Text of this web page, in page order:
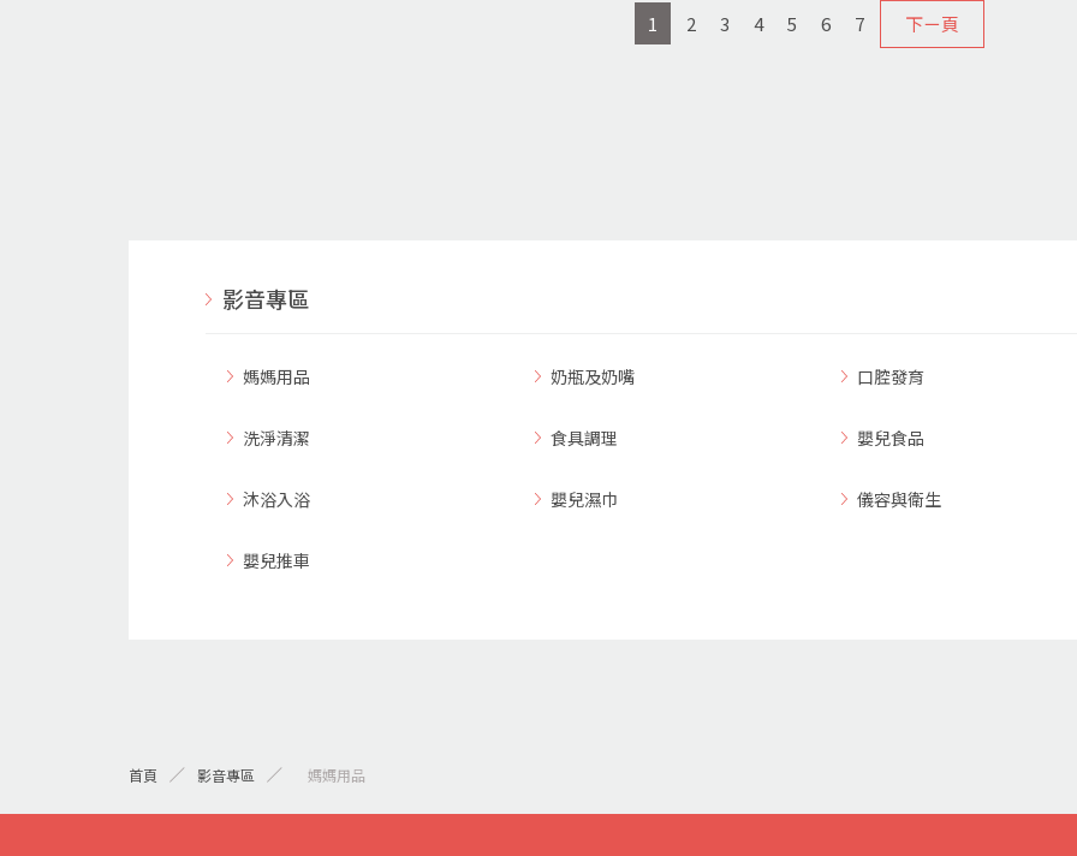
1 2 3 4 5 6 7 下ㄧ頁
影音專區
媽媽用品 奶瓶及奶嘴 口腔發育
洗淨清潔 食具調理 嬰兒食品
沐浴入浴 嬰兒濕巾 儀容與衛生
嬰兒推車
首頁 影音專區 > 媽媽用品